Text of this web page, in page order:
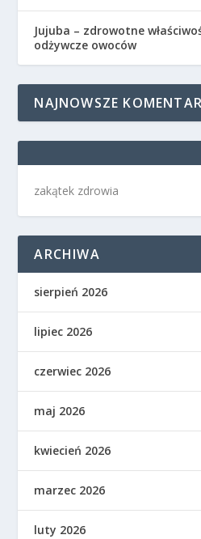
Jujuba – zdrowotne
odżywcze owoców
NAJNOWSZE
zakątek zdrowia
ARCHIWA
sierpień 2026
lipiec 2026
czerwiec 2026
maj 2026
kwiecień 2026
marzec 2026
luty 2026